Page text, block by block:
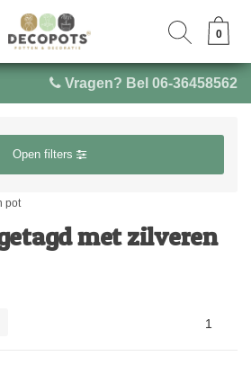
Vragen? Bel 06-36458562
0
0
Open filters
pot
met zilveren
1